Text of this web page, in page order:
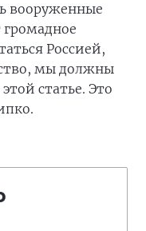
вооруженные
Россией,
мы должны
статье. Это